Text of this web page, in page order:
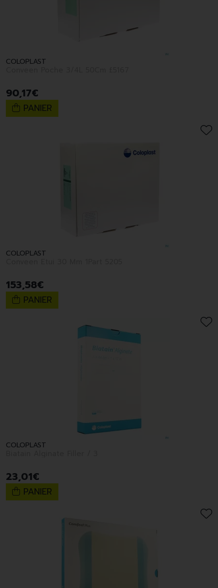
COLOPLAST
90,17€
PANIER
COLOPLAST
153,58€
PANIER
COLOPLAST
23,01€
PANIER